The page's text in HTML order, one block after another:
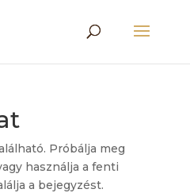
Próbálja meg
használja a fenti
a bejegyzést.